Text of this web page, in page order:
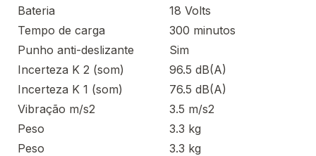
Bateria
18 Volts
Tempo de carga
300 minutos
Punho anti-deslizante
Sim
Incerteza K 2 (som)
96.5 dB(A)
Incerteza K 1 (som)
76.5 dB(A)
Vibração m/s2
3.5 m/s2
Peso
3.3 kg
Peso
3.3 kg